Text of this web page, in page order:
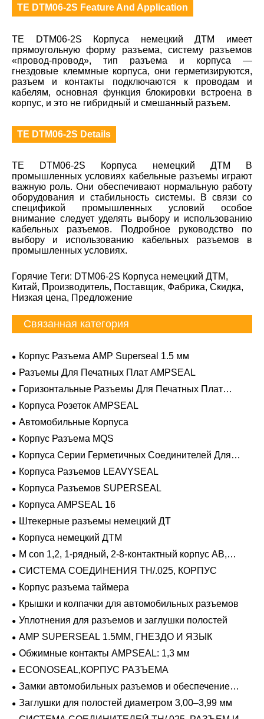
TE DTM06-2S Feature And Application
TE DTM06-2S Корпуса немецкий ДТМ имеет
прямоугольную форму разъема, систему разъемов
«провод-провод», тип разъема и корпуса —
гнездовые клеммные корпуса, они герметизируются,
разъем и контакты подключаются к проводам и
кабелям, основная функция блокировки встроена в
корпус, и это не гибридный и смешанный разъем.
TE DTM06-2S Details
TE DTM06-2S Корпуса немецкий ДТМ В
промышленных условиях кабельные разъемы играют
важную роль. Они обеспечивают нормальную работу
оборудования и стабильность системы. В связи со
спецификой промышленных условий особое
внимание следует уделять выбору и использованию
кабельных разъемов. Подробное руководство по
выбору и использованию кабельных разъемов в
промышленных условиях.
Горячие Теги: DTM06-2S Корпуса немецкий ДТМ,
Китай, Производитель, Поставщик, Фабрика, Скидка,
Низкая цена, Предложение
Связанная категория
Корпус Разъема AMP Superseal 1.5 мм
Разъемы Для Печатных Плат AMPSEAL
Горизонтальные Разъемы Для Печатных Плат
AMPSEAL
Корпуса Розеток AMPSEAL
Автомобильные Корпуса
Корпус Разъема MQS
Корпуса Серии Герметичных Соединителей Для
Тяжелых Условий Эксплуатации
Корпуса Разъемов LEAVYSEAL
Корпуса Разъемов SUPERSEAL
Корпуса AMPSEAL 16
Штекерные разъемы немецкий ДТ
Корпуса немецкий ДТМ
M con 1,2, 1-рядный, 2-8-контактный корпус AB,
герметичный
СИСТЕМА СОЕДИНЕНИЯ TH/.025, КОРПУС
Корпус разъема таймера
Крышки и колпачки для автомобильных разъемов
Уплотнения для разъемов и заглушки полостей
AMP SUPERSEAL 1.5MM, ГНЕЗДО И ЯЗЫК
Обжимные контакты AMPSEAL: 1,3 мм
ECONOSEAL,КОРПУС РАЗЪЕМА
Замки автомобильных разъемов и обеспечение
положения
Заглушки для полостей диаметром 3,00–3,99 мм